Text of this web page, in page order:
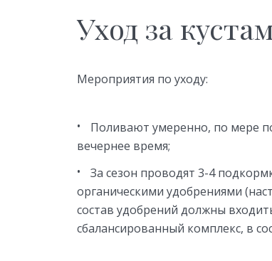
Уход за
Мероприятия по уходу:
Поливают умеренно, по мере
вечернее время;
За сезон проводят 3-4
органическими удобрениями
состав удобрений должны
сбалансированный комплекс, в